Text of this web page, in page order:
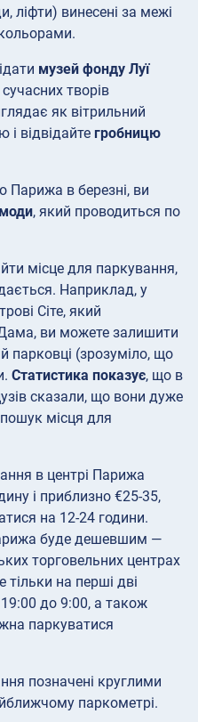
ліфти) винесені за межі
кольорами.
музей фонду Луї
творів
як вітрильний
і відвідайте гробницю
Парижа в березні, ви
, який проводиться по
місце для паркування,
Наприклад, у
Сіте, який
ви можете залишити
парковці (зрозуміло, що
Статистика показує, що в
сказали, що вони дуже
місця для
в центрі Парижа
і приблизно €25-35,
на 12-24 години.
буде дешевшим —
торговельних центрах
на перші дві
19:00 до 9:00, а також
паркуватися
позначені круглими
паркометрі.